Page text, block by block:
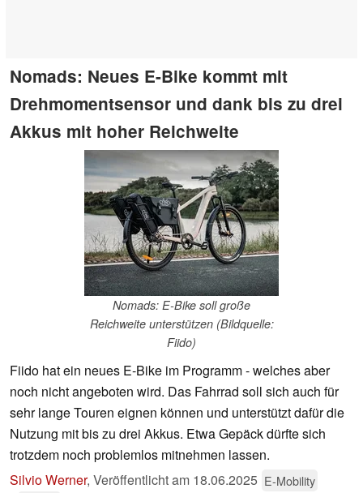
Nomads: Neues E-Bike kommt mit
Drehmomentsensor und dank bis zu drei
Akkus mit hoher Reichweite
Nomads: E-Bike soll große
Reichweite unterstützen (Bildquelle:
Fiido)
Fiido hat ein neues E-Bike im Programm - welches aber
noch nicht angeboten wird. Das Fahrrad soll sich auch für
sehr lange Touren eignen können und unterstützt dafür die
Nutzung mit bis zu drei Akkus. Etwa Gepäck dürfte sich
trotzdem noch problemlos mitnehmen lassen.
Silvio Werner, Veröffentlicht am 18.06.2025 E-Mobility